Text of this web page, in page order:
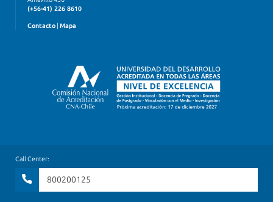
(+56-41) 226 8610
Contacto Mapa
Call Center:
800200125